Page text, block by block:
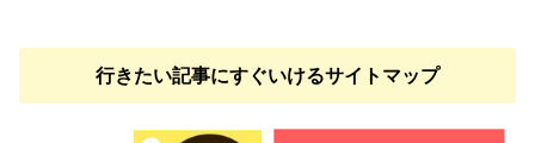
行きたい記事にすぐいけるサイトマップ